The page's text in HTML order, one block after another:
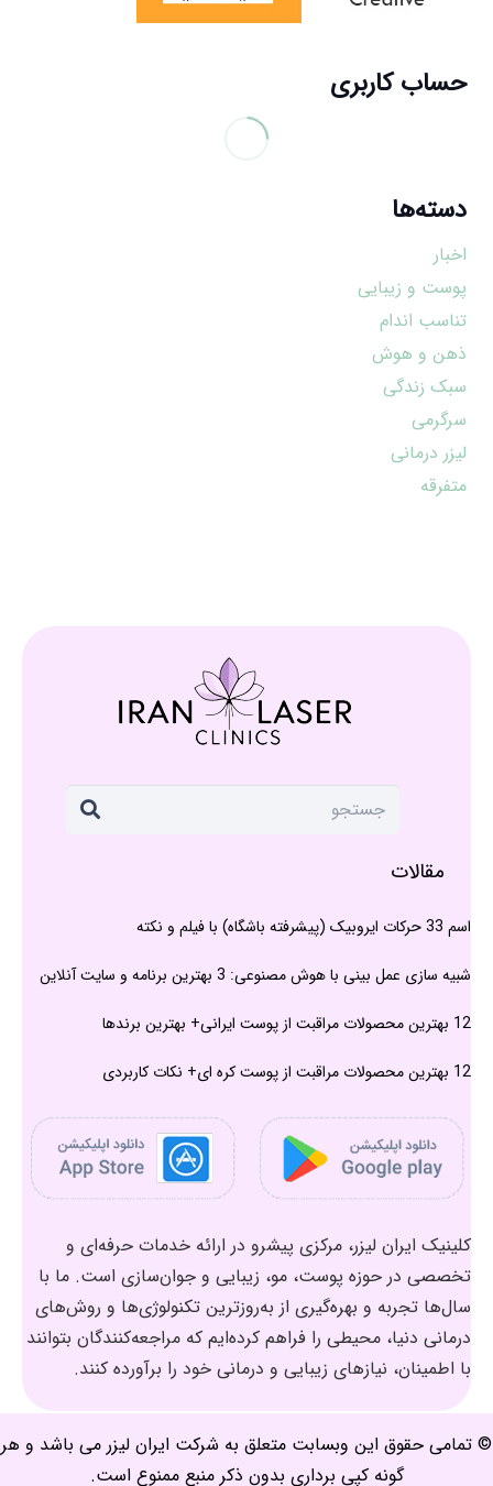
حساب کاربری
دسته‌ها
اخبار
پوست و زیبایی
تناسب اندام
ذهن و هوش
سبک زندگی
سرگرمی
لیزر درمانی
متفرقه
مقالات
اسم 33 حرکات ایروبیک (پیشرفته باشگاه) با فیلم و نکته
شبیه سازی عمل بینی با هوش مصنوعی: 3 بهترین برنامه و سایت آنلاین
12 بهترین محصولات مراقبت از پوست ایرانی+ بهترین برندها
12 بهترین محصولات مراقبت از پوست کره ای+ نکات کاربردی
کلینیک ایران لیزر، مرکزی پیشرو در ارائه خدمات حرفه‌ای و
تخصصی در حوزه پوست، مو، زیبایی و جوان‌سازی است. ما با
سال‌ها تجربه و بهره‌گیری از به‌روزترین تکنولوژی‌ها و روش‌های
درمانی دنیا، محیطی را فراهم کرده‌ایم که مراجعه‌کنندگان بتوانند
با اطمینان، نیازهای زیبایی و درمانی خود را برآورده کنند.
© تمامی حقوق این وبسابت متعلق به شرکت ایران لیزر می باشد و هر
گونه کپی برداری بدون ذکر منبع ممنوع است.